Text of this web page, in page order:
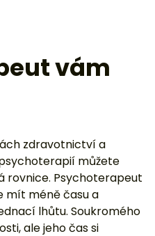
vám
zdravotnictví a
můžete
rovnice. Psychoterapeut
mít méně času a
lhůtu. Soukromého
ale jeho čas si